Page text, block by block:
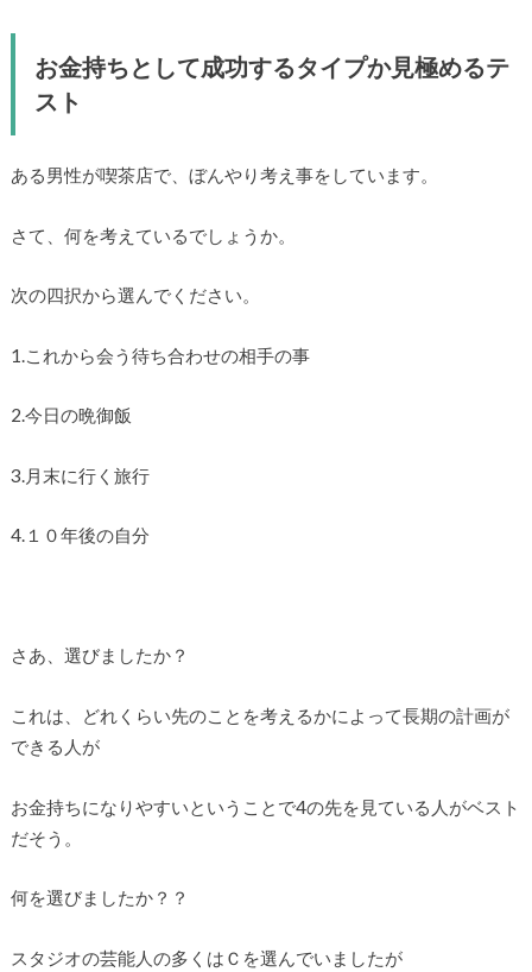
お金持ちとして成功するタイプか見極めるテ
スト
ある男性が喫茶店で、ぼんやり考え事をしています。
さて、何を考えているでしょうか。
次の四択から選んでください。
1.これから会う待ち合わせの相手の事
2.今日の晩御飯
3.月末に行く旅行
4.１０年後の自分
さあ、選びましたか？
これは、どれくらい先のことを考えるかによって長期の計画が
できる人が
お金持ちになりやすいということで4の先を見ている人がベスト
だそう。
何を選びましたか？？
スタジオの芸能人の多くはＣを選んでいましたが